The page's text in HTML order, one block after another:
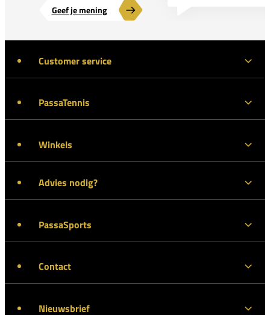
Geef je mening
Customer service
PassaTennis
Winkels
Advies nodig?
PassaSports
Contact
Nieuwsbrief